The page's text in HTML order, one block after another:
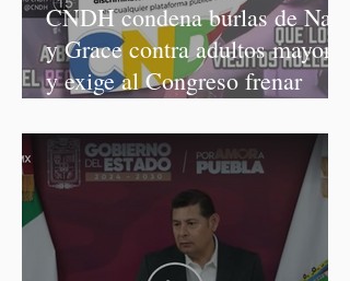
CNDH condena burlas de Nay
y Grace contra adultos mayores
y exige al Congreso frenar